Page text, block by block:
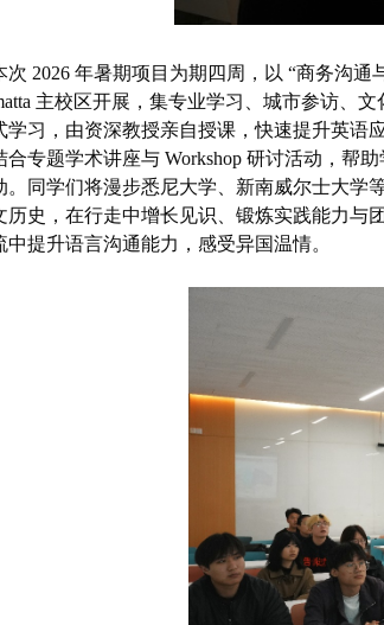
次 2026 年暑期项目为期四周，以 “商务沟通
主校区开展，集专业学习、城市参访、
学习，由资深教授亲自授课，快速提升英语
合专题学术讲座与 Workshop 研讨活动，帮
。同学们将漫步悉尼大学、新南威尔士大学
历史，在行走中增长见识、锻炼实践能力与
中提升语言沟通能力，感受异国温情。